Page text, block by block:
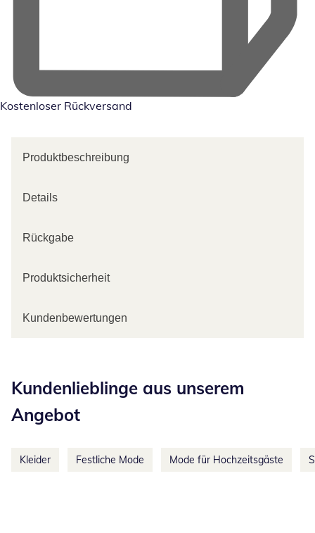
Kostenloser Rückversand
Produktbeschreibung
Details
Rückgabe
Produktsicherheit
Kundenbewertungen
Kundenlieblinge aus unserem
Angebot
Kleider Festliche Mode Mode für Hochzeitsgäste